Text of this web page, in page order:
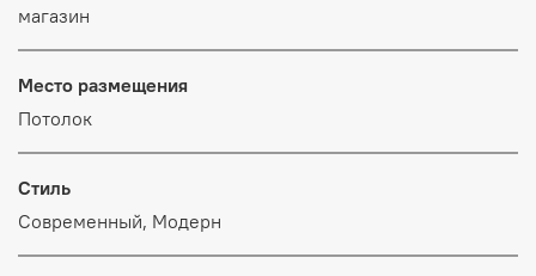
магазин
Место размещения
Потолок
Стиль
Современный, Модерн